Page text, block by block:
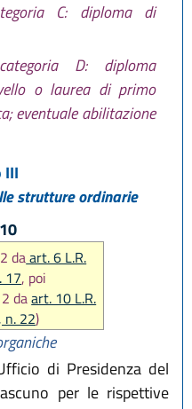
C: diploma di
D: diploma
o laurea di primo
eventuale abilitazione
III
strutture ordinarie
daart. 6 L.R.
17, poi
2 daart. 10 L.R.
n. 22)
di Presidenza del
per le rispettive